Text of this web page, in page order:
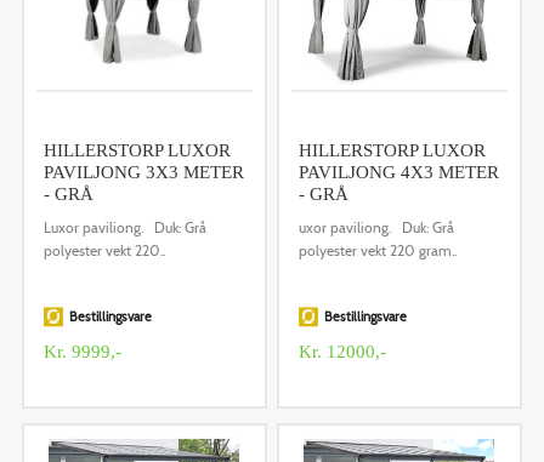
HILLERSTORP LUXOR
PAVILJONG 3X3 METER
- GRÅ
Luxor paviliong. Duk: Grå
polyester vekt 220..
Bestillingsvare
Kr. 9999,-
HILLERSTORP LUXOR
PAVILJONG 4X3 METER
- GRÅ
uxor paviliong. Duk: Grå
polyester vekt 220 gram..
Bestillingsvare
Kr. 12000,-